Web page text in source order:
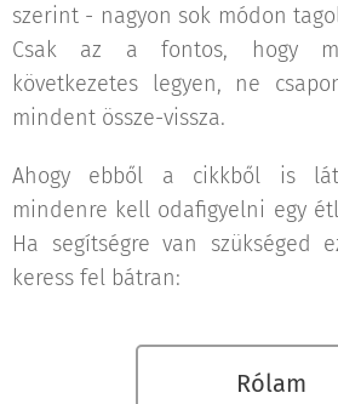
szerint - nagyon sok módon
Csak az a fontos, hogy
következetes legyen, ne
mindent össze-vissza.
Ahogy ebből a cikkből is
mindenre kell odafigyelni egy
Ha segítségre van szükséged
keress fel bátran:
Rólam